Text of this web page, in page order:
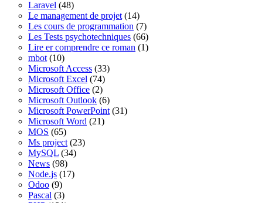
Laravel (48)
Le management de projet (14)
Les cours de programmation (7)
Les Tests psychotechniques (66)
Lire er comprendre ce roman (1)
mbot (10)
Microsoft Access (33)
Microsoft Excel (74)
Microsoft Office (2)
Microsoft Outlook (6)
Microsoft PowerPoint (31)
Microsoft Word (21)
MOS (65)
Ms project (23)
MySQL (34)
News (98)
Node.js (17)
Odoo (9)
Pascal (3)